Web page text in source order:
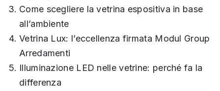
Come scegliere la vetrina espositiva in base
all’ambiente
Vetrina Lux: l’eccellenza firmata Modul Group
Arredamenti
Illuminazione LED nelle vetrine: perché fa la
differenza